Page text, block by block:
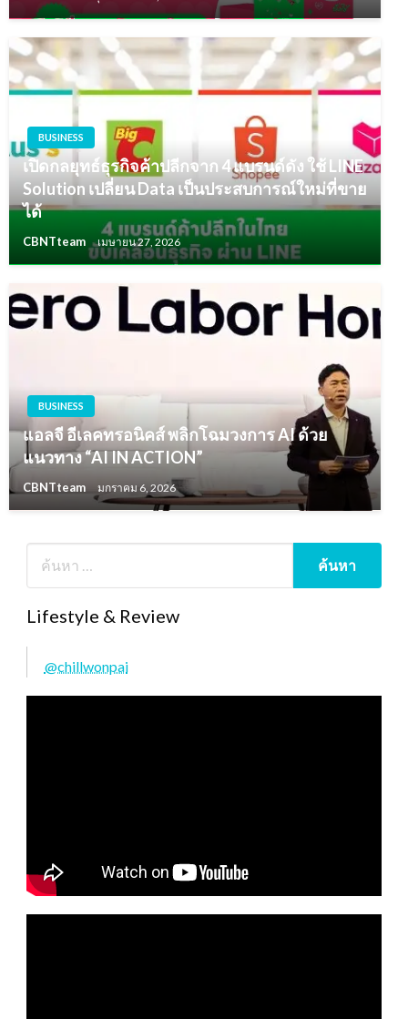
BUSINESS
เปิดกลยุทธ์ธุรกิจค้าปลีกจาก 4 แบรนด์ดัง ใช้ LINE
Solution เปลี่ยน Data เป็นประสบการณ์ใหม่ที่ขาย
ได้
CBNTteam เมษายน 27, 2026
BUSINESS
แอลจี อีเลคทรอนิคส์ พลิกโฉมวงการ AI ด้วย
แนวทาง “AI IN ACTION”
CBNTteam มกราคม 6, 2026
Lifestyle & Review
@chillwonpai